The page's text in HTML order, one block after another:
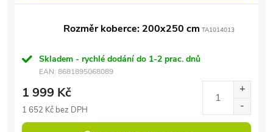
Rozměr koberce: 200x250 cm TA1014013
Skladem - rychlé dodání do 1-2 prac. dnů
EAN: 8681895068089
1 999 Kč
1 652 Kč bez DPH